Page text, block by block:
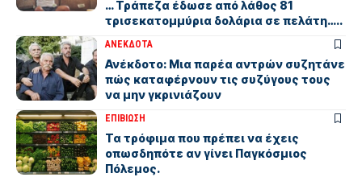
… Τράπεζα έδωσε από λάθος 81
τρισεκατομμύρια δολάρια σε πελάτη…..
ΑΝΕΚΔΟΤΑ
Ανέκδοτο: Μια παρέα αντρών συζητάνε
πώς καταφέρνουν τις συζύγους τους
να μην γκρινιάζουν
ΕΠΙΒΙΩΣΗ
Τα τρόφιμα που πρέπει να έχεις
οπωσδηπότε αν γίνει Παγκόσμιος
Πόλεμος.